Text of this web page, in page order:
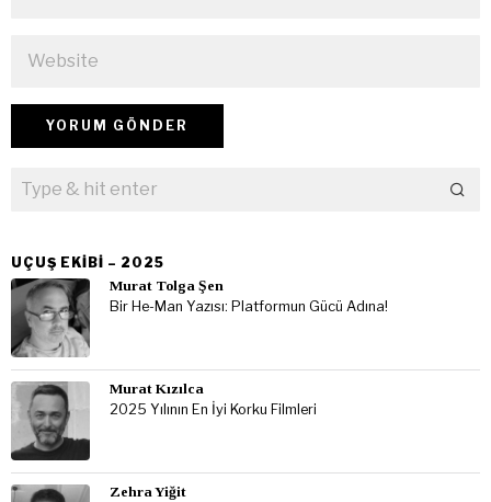
UÇUŞ EKIBI – 2025
Murat Tolga Şen
Bir He-Man Yazısı: Platformun Gücü Adına!
Murat Kızılca
2025 Yılının En İyi Korku Filmleri
Zehra Yiğit